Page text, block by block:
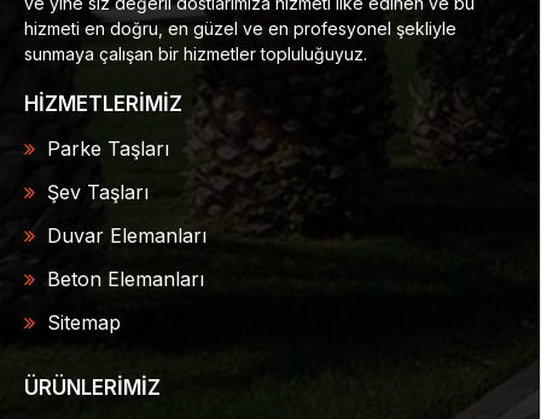
hizmeti en doğru, en güzel ve en profesyonel şekliyle
sunmaya çalışan bir hizmetler topluluğuyuz.
HİZMETLERİMİZ
Parke Taşları
Şev Taşları
Duvar Elemanları
Beton Elemanları
Sitemap
ÜRÜNLERİMİZ